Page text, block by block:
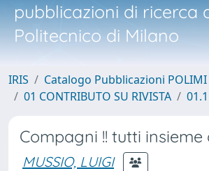
pubblicazioni di ricerca
Politecnico di Milano
IRIS
Catalogo Pubblicazioni POLIMI
01 CONTRIBUTO SU RIVISTA
Compagni !! tutti insieme
MUSSIO, LUIGI